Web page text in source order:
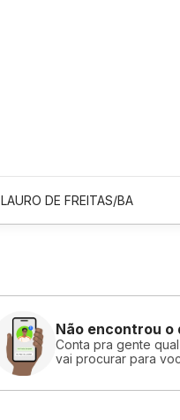
LAURO DE FREITAS/BA
Não encontrou o
Conta pra gente
vai procurar para